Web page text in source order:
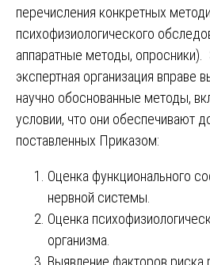
перечисления конкретных
психофизиологического
аппаратные методы, опросники).
экспертная организация вправе
научно обоснованные методы,
условии, что они обеспечивают
поставленных Приказом:
Оценка функционального
нервной системы.
Оценка
организма.
Выявление факторов риска